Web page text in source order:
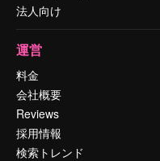
法人向け
運営
料金
会社概要
Reviews
採用情報
検索トレンド